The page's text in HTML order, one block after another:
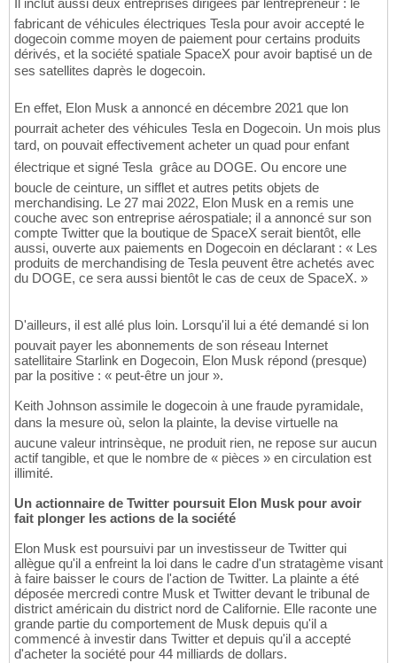
Il inclut aussi deux entreprises dirigées par lentrepreneur : le
fabricant de véhicules électriques Tesla pour avoir accepté le
dogecoin comme moyen de paiement pour certains produits
dérivés, et la société spatiale SpaceX pour avoir baptisé un de
ses satellites daprès le dogecoin.
En effet, Elon Musk a annoncé en décembre 2021 que lon
pourrait acheter des véhicules Tesla en Dogecoin. Un mois plus
tard, on pouvait effectivement acheter un quad pour enfant 
électrique et signé Tesla  grâce au DOGE. Ou encore une
boucle de ceinture, un sifflet et autres petits objets de
merchandising. Le 27 mai 2022, Elon Musk en a remis une
couche avec son entreprise aérospatiale; il a annoncé sur son
compte Twitter que la boutique de SpaceX serait bientôt, elle
aussi, ouverte aux paiements en Dogecoin en déclarant : « Les
produits de merchandising de Tesla peuvent être achetés avec
du DOGE, ce sera aussi bientôt le cas de ceux de SpaceX. »
D'ailleurs, il est allé plus loin. Lorsqu'il lui a été demandé si lon
pouvait payer les abonnements de son réseau Internet
satellitaire Starlink en Dogecoin, Elon Musk répond (presque)
par la positive : « peut-être un jour ».
Keith Johnson assimile le dogecoin à une fraude pyramidale,
dans la mesure où, selon la plainte, la devise virtuelle na
aucune valeur intrinsèque, ne produit rien, ne repose sur aucun
actif tangible, et que le nombre de « pièces » en circulation est
illimité.
Un actionnaire de Twitter poursuit Elon Musk pour avoir
fait plonger les actions de la société
Elon Musk est poursuivi par un investisseur de Twitter qui
allègue qu'il a enfreint la loi dans le cadre d'un stratagème visant
à faire baisser le cours de l'action de Twitter. La plainte a été
déposée mercredi contre Musk et Twitter devant le tribunal de
district américain du district nord de Californie. Elle raconte une
grande partie du comportement de Musk depuis qu'il a
commencé à investir dans Twitter et depuis qu'il a accepté
d'acheter la société pour 44 milliards de dollars.